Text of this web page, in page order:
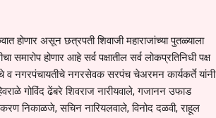
होणार असून छत्रपती शिवाजी महाराजांच्या पुतळ्याला
होणार आहे सर्व पक्षातील सर्व लोकप्रतिनिधी पक्ष
व नगरपंचायतीचे नगरसेवक सरपंच चेअरमन कार्यकर्ते यांनी
गोविंद ढेंबरे शिवराज नारीयवाले, गजानन उफाड
निकाळजे, सचिन नारियलवाले, विनोद दळवी, राहूल